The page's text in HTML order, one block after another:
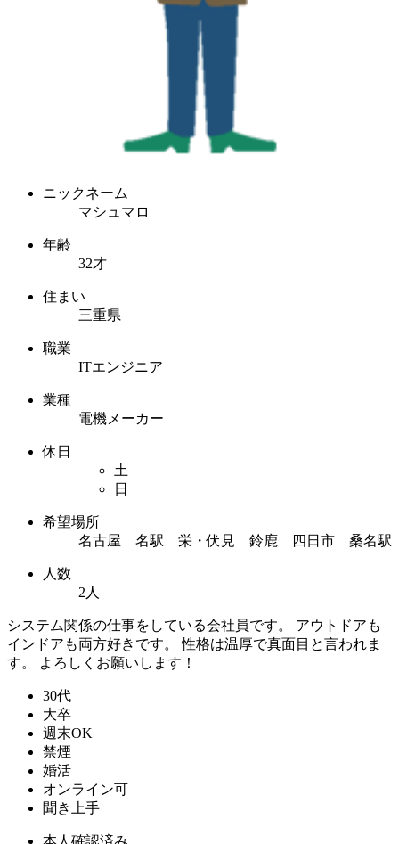
ニックネーム
マシュマロ
年齢
32才
住まい
三重県
職業
ITエンジニア
業種
電機メーカー
休日
土
日
希望場所
名古屋 名駅 栄・伏見 鈴鹿 四日市 桑名駅
人数
2人
システム関係の仕事をしている会社員です。 アウトドアも
インドアも両方好きです。 性格は温厚で真面目と言われま
す。 よろしくお願いします！
30代
大卒
週末OK
禁煙
婚活
オンライン可
聞き上手
本人確認済み